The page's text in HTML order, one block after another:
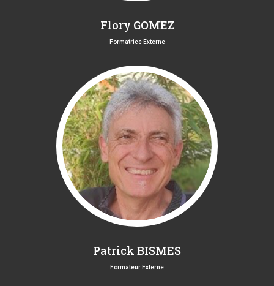
Flory GOMEZ
Formatrice Externe
Patrick BISMES
Formateur Externe